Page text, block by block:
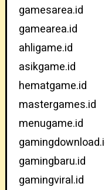
gamesarea.id
gamearea.id
ahligame.id
asikgame.id
hematgame.id
mastergames.id
menugame.id
gamingbaru.id
gamingviral.id